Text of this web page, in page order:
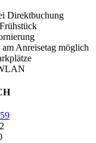
Direktbuchung
Anreisetag möglich